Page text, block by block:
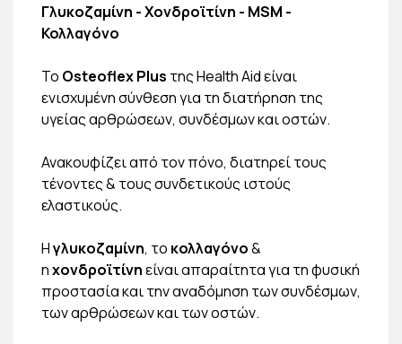
Γλυκοζαμίνη - Χονδροϊτίνη - MSM -
Κολλαγόνο
Το Οsteoflex Plus της Ηealth Aid είναι
ενισχυμένη σύνθεση για τη διατήρηση της
υγείας αρθρώσεων, συνδέσμων και οστών.
Ανακουφίζει από τον πόνο, διατηρεί τους
τένοντες & τους συνδετικούς ιστούς
ελαστικούς.
Ηγλυκοζαμίνη, το κολλαγόνο&
ηχονδροϊτίνηείναι απαραίτητα για τη φυσική
προστασία και την αναδόμηση των συνδέσμων,
των αρθρώσεων και των οστών.